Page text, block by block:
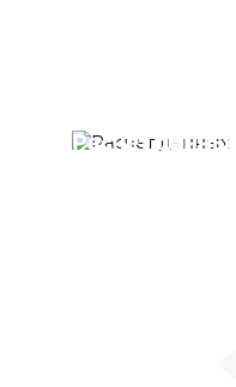
Расчет